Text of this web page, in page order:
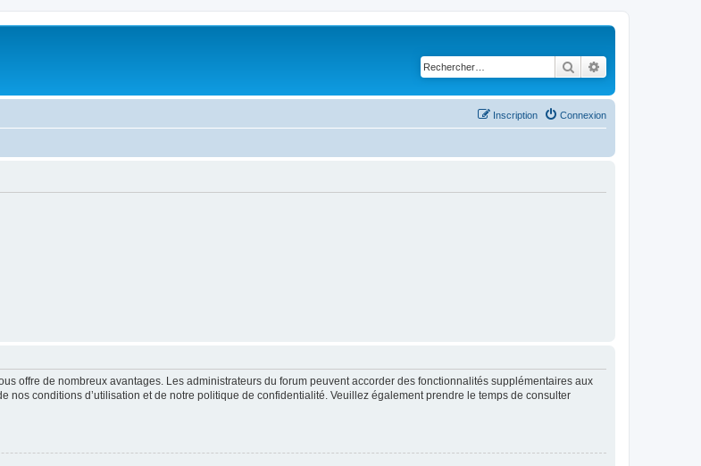
Rechercher
Connexion
Inscription
offre de nombreux avantages. Les administrateurs du forum peuvent accorder des fonctionnalités supplémentaires aux
nos conditions d’utilisation et de notre politique de confidentialité. Veuillez également prendre le temps de consulter